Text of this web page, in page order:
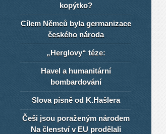
kopýtko?
Cílem Němců byla germanizace
českého národa
„Herglovy“ téze:
Havel a humanitární
bombardování
Slova písně od K.Hašlera
Češi jsou poraženým národem
Na členství v EU prodělali